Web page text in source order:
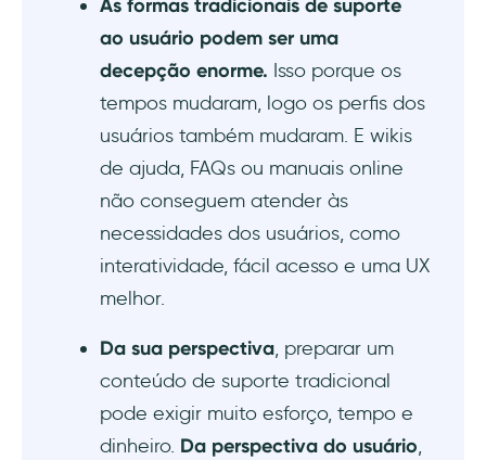
As formas tradicionais de suporte
ao usuário podem ser uma
decepção enorme. Isso porque os
tempos mudaram, logo os perfis dos
usuários também mudaram. E wikis
de ajuda, FAQs ou manuais online
não conseguem atender às
necessidades dos usuários, como
interatividade, fácil acesso e uma UX
melhor.
Da sua perspectiva, preparar um
conteúdo de suporte tradicional
pode exigir muito esforço, tempo e
dinheiro. Da perspectiva do usuário,